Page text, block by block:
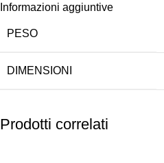
Informazioni aggiuntive
PESO
DIMENSIONI
Prodotti correlati